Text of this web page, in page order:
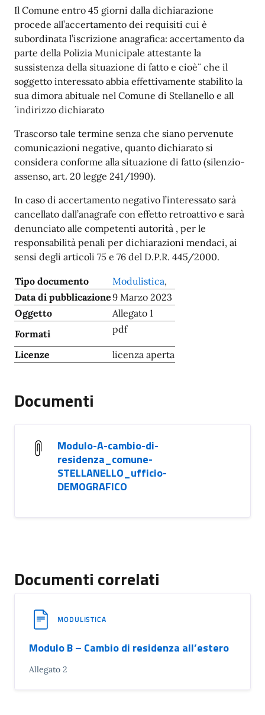
Il Comune entro 45 giorni dalla dichiarazione
procede all’accertamento dei requisiti cui è
subordinata l’iscrizione anagrafica: accertamento da
parte della Polizia Municipale attestante la
sussistenza della situazione di fatto e cioè¨ che il
soggetto interessato abbia effettivamente stabilito la
sua dimora abituale nel Comune di Stellanello e all
´indirizzo dichiarato
Trascorso tale termine senza che siano pervenute
comunicazioni negative, quanto dichiarato si
considera conforme alla situazione di fatto (silenzio-
assenso, art. 20 legge 241/1990).
In caso di accertamento negativo l’interessato sarà
cancellato dall’anagrafe con effetto retroattivo e sarà
denunciato alle competenti autorità , per le
responsabilità penali per dichiarazioni mendaci, ai
sensi degli articoli 75 e 76 del D.P.R. 445/2000.
Tipo documento Modulistica,
Data di pubblicazione9 Marzo 2023
Oggetto
Allegato 1
Formati
pdf
Licenze licenza aperta
Documenti
Modulo-A-cambio-di-
residenza_comune-
STELLANELLO_ufficio-
DEMOGRAFICO
Documenti correlati
MODULISTICA
Modulo B – Cambio di residenza all’estero
Allegato 2